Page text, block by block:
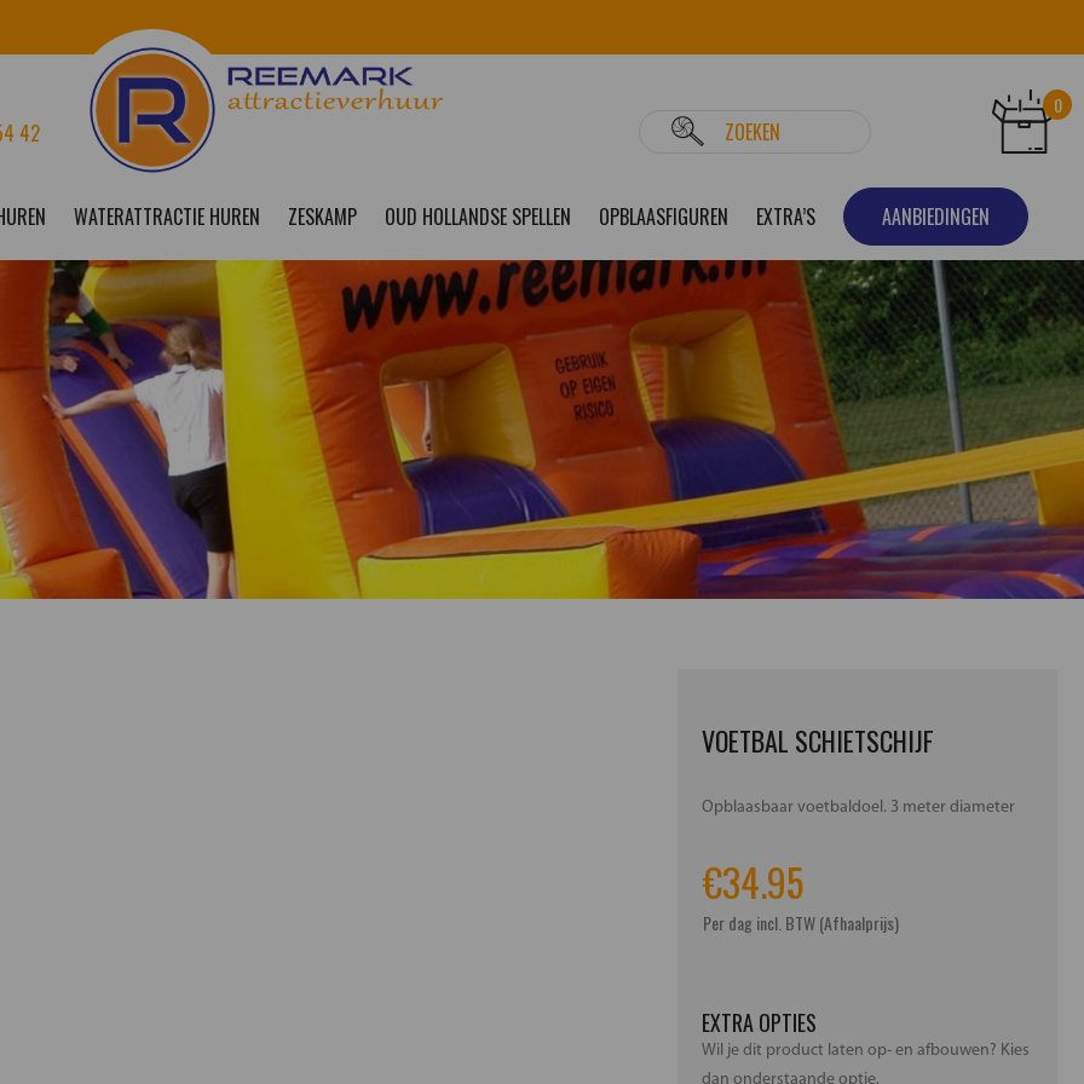
42
0
WATERATTRACTIE HUREN ZESKAMP OUD HOLLANDSE SPELLEN OPBLAASFIGUREN EXTRA’S AANBIEDINGEN
VOETBAL SCHIETSCHIJF
Opblaasbaar voetbaldoel. 3 meter diameter
€34.95
Per dag incl. BTW (Afhaalprijs)
EXTRA OPTIES
Wil je dit product laten op- en afbouwen? Kies
dan onderstaande optie.